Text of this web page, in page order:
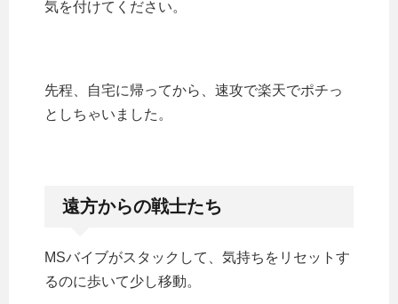
気を付けてください。
先程、自宅に帰ってから、速攻で楽天でポチっ
としちゃいました。
遠方からの戦士たち
MSバイブがスタックして、気持ちをリセットす
るのに歩いて少し移動。